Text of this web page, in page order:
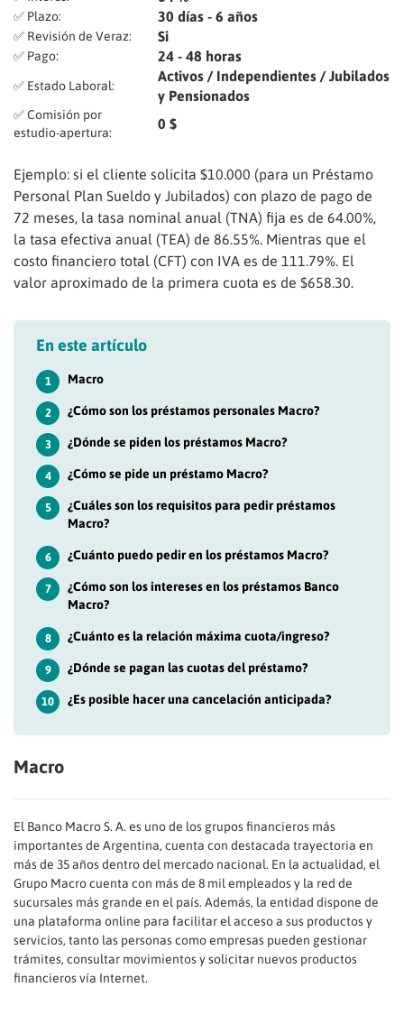
✅ Plazo: 30 días - 6 años
✅ Revisión de Veraz: Si
✅ Pago: 24 - 48 horas
✅ Estado Laboral:
Activos / Independientes / Jubilados
y Pensionados
✅ Comisión por
estudio-apertura:
0 $
Ejemplo: si el cliente solicita $10.000 (para un Préstamo
Personal Plan Sueldo y Jubilados) con plazo de pago de
72 meses, la tasa nominal anual (TNA) fija es de 64.00%,
la tasa efectiva anual (TEA) de 86.55%. Mientras que el
costo financiero total (CFT) con IVA es de 111.79%. El
valor aproximado de la primera cuota es de $658.30.
En este artículo
1 Macro
2 ¿Cómo son los préstamos personales Macro?
3 ¿Dónde se piden los préstamos Macro?
4 ¿Cómo se pide un préstamo Macro?
5
¿Cuáles son los requisitos para pedir préstamos
Macro?
6 ¿Cuánto puedo pedir en los préstamos Macro?
7
¿Cómo son los intereses en los préstamos Banco
Macro?
8 ¿Cuánto es la relación máxima cuota/ingreso?
9 ¿Dónde se pagan las cuotas del préstamo?
10 ¿Es posible hacer una cancelación anticipada?
Macro
El Banco Macro S. A. es uno de los grupos financieros más
importantes de Argentina, cuenta con destacada trayectoria en
más de 35 años dentro del mercado nacional. En la actualidad, el
Grupo Macro cuenta con más de 8 mil empleados y la red de
sucursales más grande en el país. Además, la entidad dispone de
una plataforma online para facilitar el acceso a sus productos y
servicios, tanto las personas como empresas pueden gestionar
trámites, consultar movimientos y solicitar nuevos productos
financieros vía Internet.